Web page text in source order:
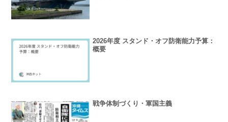
2026年度 スタンド・オフ防衛能力予算：
概要
戦争体制づくり・軍国主義